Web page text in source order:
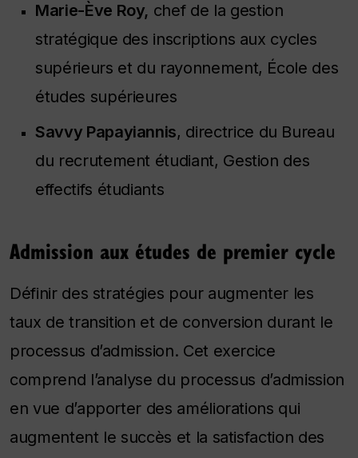
Marie-Ève Roy, chef de la gestion
stratégique des inscriptions aux cycles
supérieurs et du rayonnement, École des
études supérieures
Savvy Papayiannis, directrice du Bureau
du recrutement étudiant, Gestion des
effectifs étudiants
Admission aux études de premier cycle
Définir des stratégies pour augmenter les
taux de transition et de conversion durant le
processus d’admission. Cet exercice
comprend l’analyse du processus d’admission
en vue d’apporter des améliorations qui
augmentent le succès et la satisfaction des